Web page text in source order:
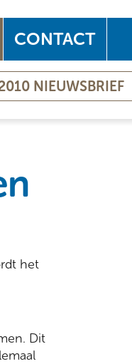
CONTACT
NIEUWSBRIEF
het
Dit